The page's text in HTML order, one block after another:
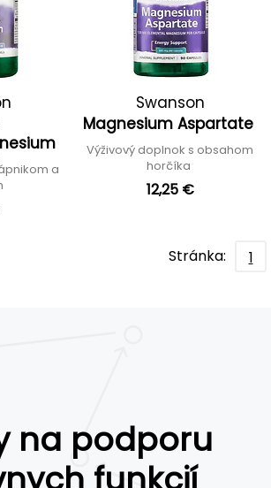
a
Swanson
Magnesium Aspartate
Výživový doplnok s obsahom
horčíka
12,25 €
Stránka: 1
na podporu